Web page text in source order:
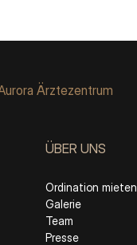
ÜBER UNS
Ordination mieten
Galerie
Team
Presse